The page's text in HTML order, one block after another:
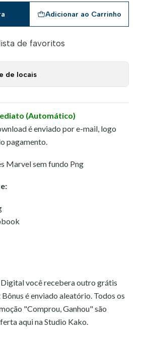
Adicionar ao Carrinho
de favoritos
de locais
(Automático)
é enviado por e-mail, logo
pagamento.
Marvel sem fundo Png
você recebera outro grátis
é enviado aleatório. Todos os
"Comprou, Ganhou" são
aqui na Studio Kako.